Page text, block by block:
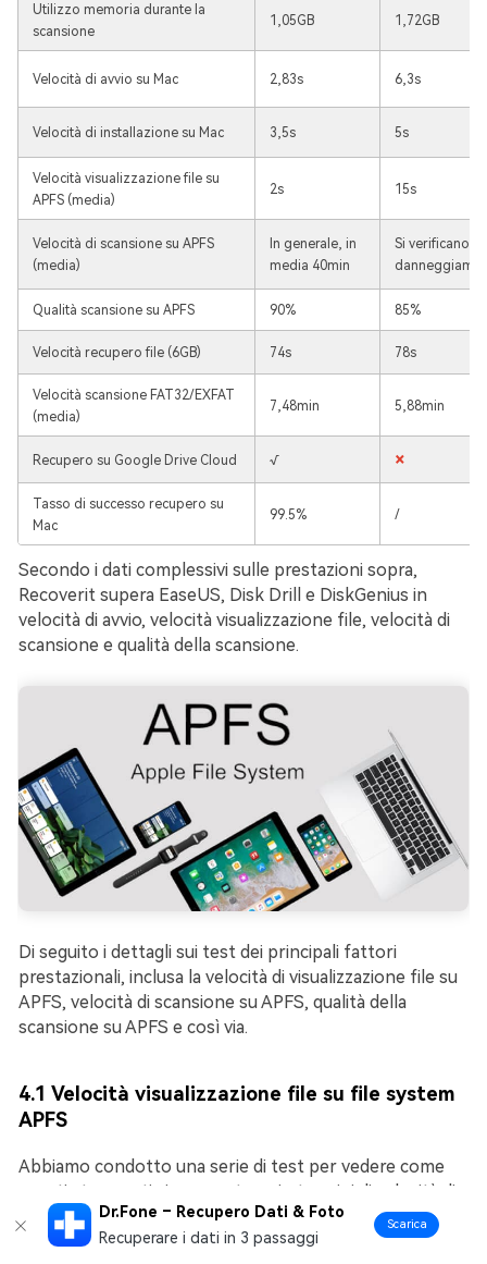
Utilizzo memoria durante la
scansione
1,05GB 1,72GB
Velocità di avvio su Mac 2,83s 6,3s
Velocità di installazione su Mac 3,5s 5s
Velocità visualizzazione file su
APFS (media)
2s 15s
Velocità di scansione su APFS
(media)
In generale, in
media 40min
Si verificano
Qualità scansione su APFS 90% 85%
Velocità recupero file (6GB) 74s 78s
Velocità scansione FAT32/EXFAT
(media)
7,48min 5,88min
Recupero su Google Drive Cloud √ ×
Tasso di successo recupero su
Mac
99.5% /
Secondo i dati complessivi sulle prestazioni sopra,
Recoverit supera EaseUS, Disk Drill e DiskGenius in
velocità di avvio, velocità visualizzazione file, velocità di
scansione e qualità della scansione.
Di seguito i dettagli sui test dei principali fattori
prestazionali, inclusa la velocità di visualizzazione file su
APFS, velocità di scansione su APFS, qualità della
scansione su APFS e così via.
4.1 Velocità visualizzazione file su file system
APFS
Abbiamo condotto una serie di test per vedere come
questi strumenti si comportano in termini di velocità di
visualizzazione dei file su APFS (il minor tempo, meglio
è). La tabella sotto mostra la velocità di visualizzazione
Dr.Fone – Recupero Dati & Foto
Recuperare i dati in 3 passaggi
Scarica